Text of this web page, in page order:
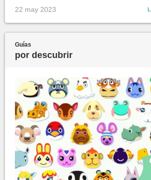
22 may 2023
Guías
por descubrir